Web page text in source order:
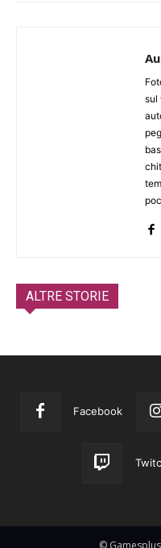
sul
ALTRE STORIE
Facebook
©